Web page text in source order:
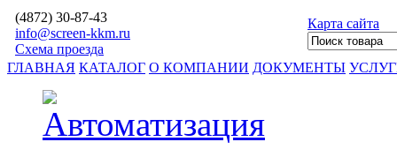
(4872) 30-87-43
info@screen-kkm.ru
Схема проезда
Карта сайта
ГЛАВНАЯ КАТАЛОГ О КОМПАНИИ ДОКУМЕНТЫ